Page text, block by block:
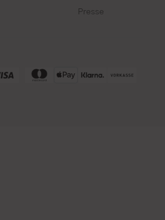
Presse